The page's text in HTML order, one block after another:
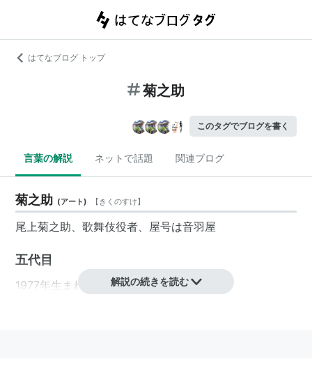
はてなブログ トップ
菊之助
このタグでブログを書く
言葉の解説 ネットで話題 関連ブログ
菊之助 (アート) 【きくのすけ】
尾上菊之助、歌舞伎役者、屋号は音羽屋
五代目
1977年生まれ、本名は寺島和康。
解説の続きを読む